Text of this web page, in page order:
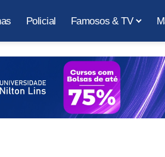
Policial Famosos & TV